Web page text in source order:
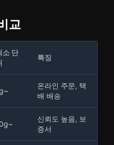
교
소 단
특징
온라인 주문, 택
배 배송
신뢰도 높음, 보
증서